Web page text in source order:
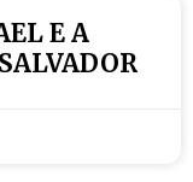
E A